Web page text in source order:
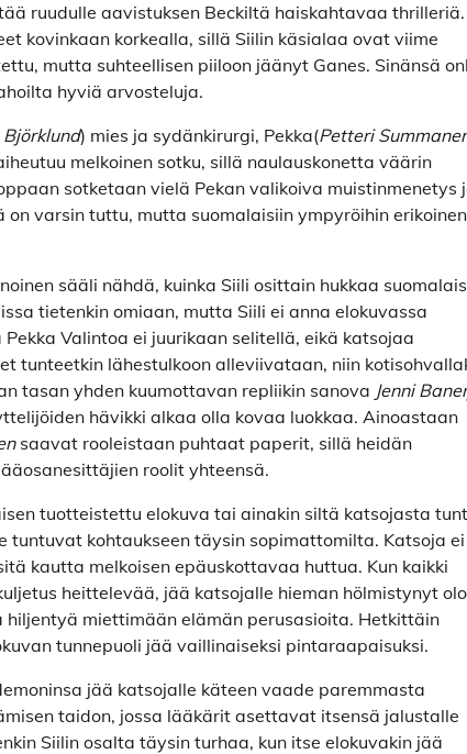
ruudulle aavistuksen Beckiltä haiskahtavaa thrilleriä.
kovinkaan korkealla, sillä Siilin käsialaa ovat viime
mutta suhteellisen piiloon jäänyt Ganes. Sinänsä
hyviä arvosteluja.
) mies ja sydänkirurgi, Pekka(Petteri
melkoinen sotku, sillä naulauskonetta väärin
sotketaan vielä Pekan valikoiva muistinmenetys
varsin tuttu, mutta suomalaisiin ympyröihin
sääli nähdä, kuinka Siili osittain hukkaa
tietenkin omiaan, mutta Siili ei anna elokuvassa
Valintoa ei juurikaan selitellä, eikä katsojaa
tunteetkin lähestulkoon alleviivataan, niin
tasan yhden kuumottavan repliikin sanova Jenni
hävikki alkaa olla kovaa luokkaa. Ainoastaan
saavat rooleistaan puhtaat paperit, sillä heidän
roolit yhteensä.
tuotteistettu elokuva tai ainakin siltä katsojasta
tuntuvat kohtaukseen täysin sopimattomilta. Katsoja ei
kautta melkoisen epäuskottavaa huttua. Kun kaikki
heittelevää, jää katsojalle hieman hölmistynyt olo
miettimään elämän perusasioita. Hetkittäin
tunnepuoli jää vaillinaiseksi pintaraapaisuksi.
jää katsojalle käteen vaade paremmasta
taidon, jossa lääkärit asettavat itsensä jalustalle
Siilin osalta täysin turhaa, kun itse elokuvakin jää